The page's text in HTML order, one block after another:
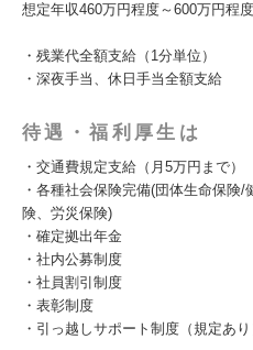
想定年収460万円程度～600万円程
・残業代全額支給（1分単位）
・深夜手当、休日手当全額支給
待遇・福利厚生は
・交通費規定支給（月5万円まで）
・各種社会保険完備(団体生命保険
険、労災保険)
・確定拠出年金
・社内公募制度
・社員割引制度
・表彰制度
・引っ越しサポート制度（規定あり